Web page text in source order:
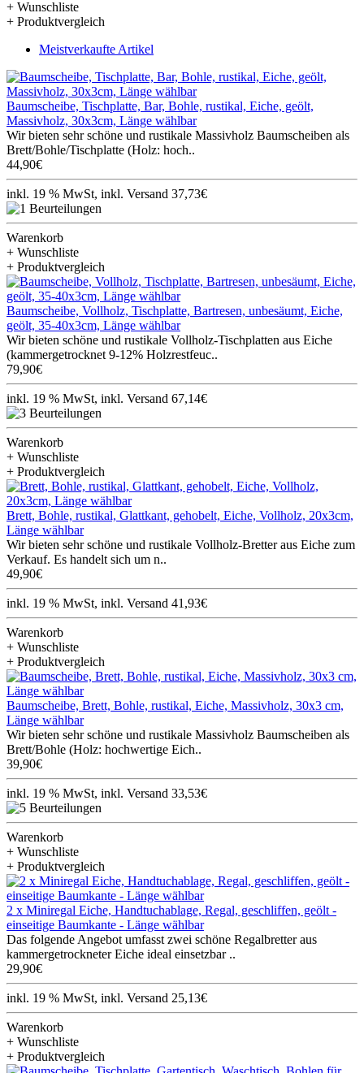
+ Wunschliste
+ Produktvergleich
Meistverkaufte Artikel
Baumscheibe, Tischplatte, Bar, Bohle, rustikal, Eiche, geölt,
Massivholz, 30x3cm, Länge wählbar
Wir bieten sehr schöne und rustikale Massivholz Baumscheiben als
Brett/Bohle/Tischplatte (Holz: hoch..
44,90€
inkl. 19 % MwSt, inkl. Versand 37,73€
Warenkorb
+ Wunschliste
+ Produktvergleich
Baumscheibe, Vollholz, Tischplatte, Bartresen, unbesäumt, Eiche,
geölt, 35-40x3cm, Länge wählbar
Wir bieten schöne und rustikale Vollholz-Tischplatten aus Eiche
(kammergetrocknet 9-12% Holzrestfeuc..
79,90€
inkl. 19 % MwSt, inkl. Versand 67,14€
Warenkorb
+ Wunschliste
+ Produktvergleich
Brett, Bohle, rustikal, Glattkant, gehobelt, Eiche, Vollholz, 20x3cm,
Länge wählbar
Wir bieten sehr schöne und rustikale Vollholz-Bretter aus Eiche zum
Verkauf. Es handelt sich um n..
49,90€
inkl. 19 % MwSt, inkl. Versand 41,93€
Warenkorb
+ Wunschliste
+ Produktvergleich
Baumscheibe, Brett, Bohle, rustikal, Eiche, Massivholz, 30x3 cm,
Länge wählbar
Wir bieten sehr schöne und rustikale Massivholz Baumscheiben als
Brett/Bohle (Holz: hochwertige Eich..
39,90€
inkl. 19 % MwSt, inkl. Versand 33,53€
Warenkorb
+ Wunschliste
+ Produktvergleich
2 x Miniregal Eiche, Handtuchablage, Regal, geschliffen, geölt -
einseitige Baumkante - Länge wählbar
Das folgende Angebot umfasst zwei schöne Regalbretter aus
kammergetrockneter Eiche ideal einsetzbar ..
29,90€
inkl. 19 % MwSt, inkl. Versand 25,13€
Warenkorb
+ Wunschliste
+ Produktvergleich